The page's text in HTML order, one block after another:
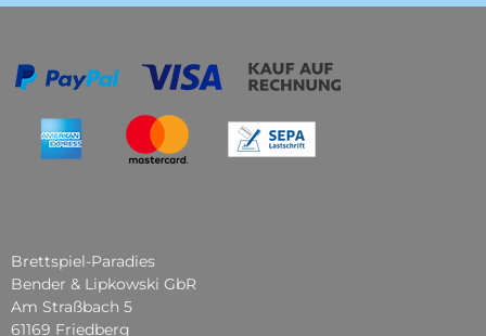
Brettspiel-Paradies
Bender & Lipkowski GbR
Am Straßbach 5
61169 Friedberg